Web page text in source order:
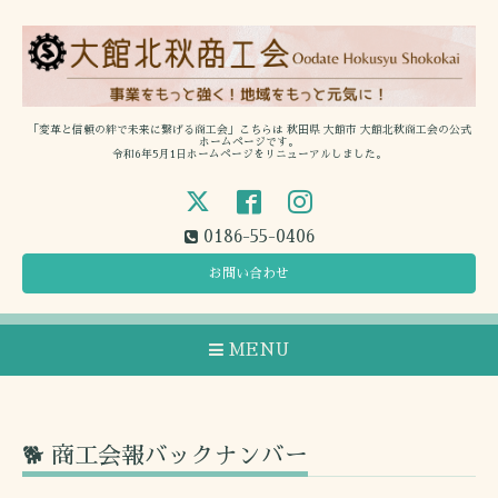
「変革と信頼の絆で未来に繋げる商工会」こちらは 秋田県 大館市 大館北秋商工会の公式
ホームページです。
令和6年5月1日ホームページをリニューアルしました。
0186-55-0406
お問い合わせ
MENU
🐕 商工会報バックナンバー